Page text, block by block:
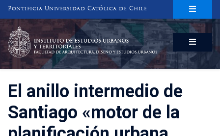
Pontificia Universidad Católica de Chile
INSTITUTO DE ESTUDIOS URBANOS
Y TERRITORIALES
FACULTAD DE ARQUITECTURA, DISEÑO Y ESTUDIOS URBANOS
El anillo intermedio de
Santiago «motor de la